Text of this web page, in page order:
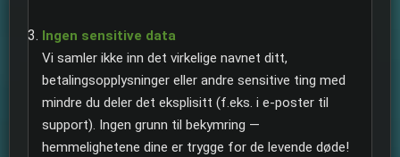
Ingen sensitive data
Vi samler ikke inn det virkelige navnet ditt,
betalingsopplysninger eller andre sensitive ting med
mindre du deler det eksplisitt (f.eks. i e-poster til
support). Ingen grunn til bekymring —
hemmelighetene dine er trygge for de levende døde!